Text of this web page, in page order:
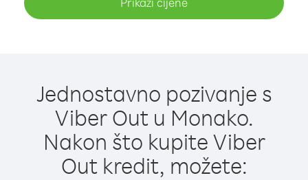
Jednostavno pozivanje s
Viber Out u Monako.
Nakon što kupite Viber
Out kredit, možete: